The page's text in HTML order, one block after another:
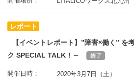
レポート
【イベントレポート】”障害×働く”
ク SPECIAL TALK！～
開催日時：
2020年3月7日（土）